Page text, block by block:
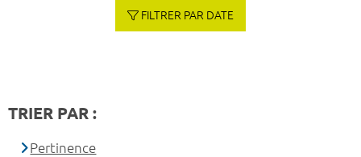
FILTRER PAR DATE
TRIER PAR :
Pertinence